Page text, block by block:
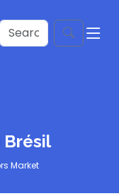
Brésil
Market